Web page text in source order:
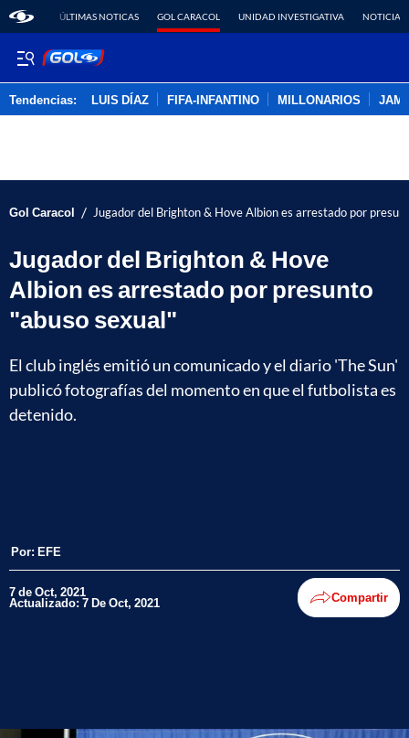
ÚLTIMAS NOTICAS GOL CARACOL UNIDAD INVESTIGATIVA NOTICIAS
Tendencias: LUIS DÍAZ FIFA-INFANTINO MILLONARIOS
Gol Caracol / Jugador del Brighton & Hove Albion es arrestado por
Jugador del Brighton & Hove
Albion es arrestado por presunto
"abuso sexual"
El club inglés emitió un comunicado y el diario 'The Sun'
publicó fotografías del momento en que el futbolista es
detenido.
Por: EFE
7 de Oct, 2021
Actualizado: 7 De Oct, 2021 Compartir